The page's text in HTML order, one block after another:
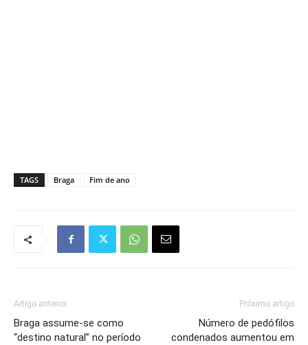
TAGS Braga Fim de ano
Artigo anterior
Braga assume-se como
“destino natural” no período
Próximo artigo
Número de pedófilos
condenados aumentou em